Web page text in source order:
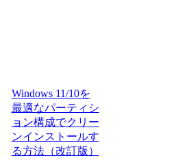
Windows 11/10を
最適なパーティシ
ョン構成でクリー
ンインストールす
る方法（改訂版）